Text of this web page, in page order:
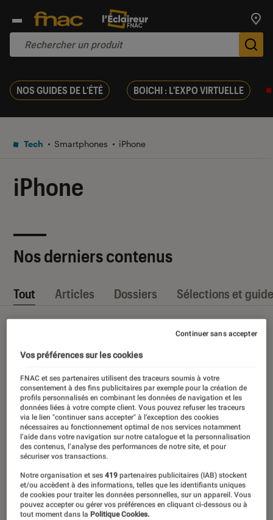
NOS GUIDES DE L'ÉTÉ BOICHI : L'EXPO VIRTUELLE
Tech Smartphones iPhone
iPhone
Nos derniers contenus
Tout Articles Dossiers Sélections et
Vos préférences sur les cookies
FNAC et ses partenaires utilisent des traceurs soumis à votre
consentement à des fins publicitaires par exemple pour la création de
profils personnalisés en combinant les données de navigation et les
données liées à votre compte client. Vous pouvez refuser les traceurs
via le lien "continuer sans accepter" à l’exception des cookies
nécessaires au fonctionnement optimal de nos services notamment
l’aide dans votre navigation sur notre catalogue et la personnalisation
des contenus, l’analyse des performances de notre site, et pour
sécuriser vos transactions.
Notre organisation et ses419 partenaires publicitaires (IAB) stockent
et/ou accèdent à des informations, telles que les identifiants uniques
de cookies pour traiter les données personnelles, sur un appareil. Vous
pouvez accepter ou gérer vos préférences en cliquant ci-dessous ou à
tout moment dans la Politique Cookies.
Continuer sans accepter